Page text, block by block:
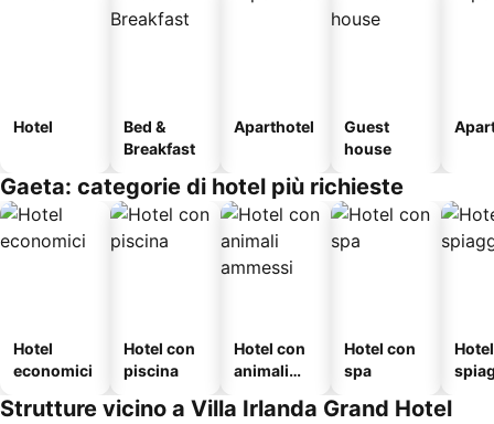
Hotel
Bed &
Breakfast
Aparthotel
Guest
house
Gaeta: categorie di hotel più richieste
Hotel
economici
Hotel con
piscina
Hotel con
animali
Hotel con
spa
Strutture vicino a Villa Irlanda Grand Hotel